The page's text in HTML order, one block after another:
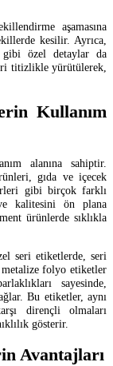
aşamasına
kesilir. Ayrıca,
gibi özel detaylar da
titizlikle yürütülerek,
Kullanım
alanına sahiptir.
gıda ve içecek
gibi birçok farklı
kalitesini ön plana
ürünlerde sıklıkla
seri etiketlerde, seri
folyo etiketler
sayesinde,
Bu etiketler, aynı
dirençli olmaları
gösterir.
Avantajları